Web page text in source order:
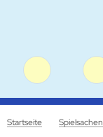
Startseite Spielsachen